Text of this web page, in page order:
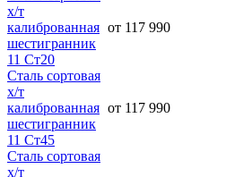
х/т
калиброванная
шестигранник
11 Ст20
от 117 990
Сталь сортовая
х/т
калиброванная
шестигранник
11 Ст45
от 117 990
Сталь сортовая
х/т